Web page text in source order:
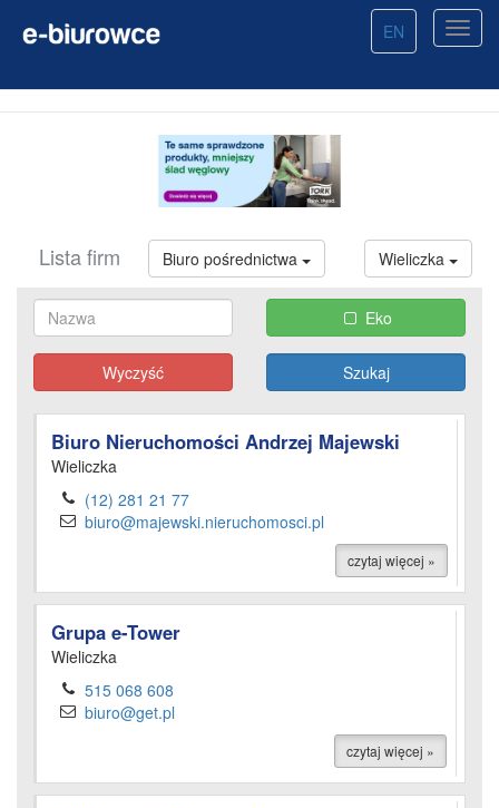
EN
Lista firm Biuro pośrednictwa Wieliczka
Eko
Wyczyść
Biuro Nieruchomości Andrzej Majewski
Wieliczka
(12) 281 21 77
biuro@majewski.nieruchomosci.pl
czytaj więcej »
Grupa e-Tower
Wieliczka
515 068 608
biuro@get.pl
czytaj więcej »